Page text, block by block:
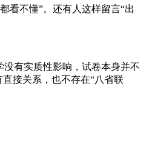
不懂”。还有人这样留言“出
有实质性影响，试卷本身并不
接关系，也不存在“八省联